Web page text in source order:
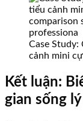
Case Study:
cảnh mini
Kết luận:
gian sống